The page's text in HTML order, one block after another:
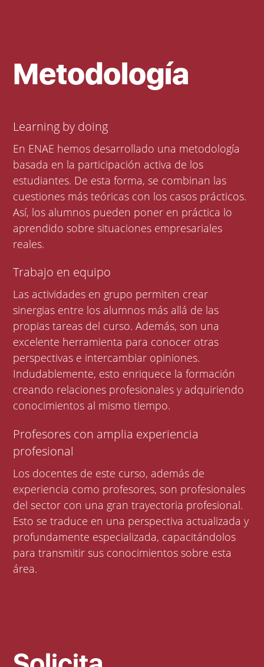
Metodología
Learning by doing
En ENAE hemos desarrollado una metodología
basada en la participación activa de los
estudiantes. De esta forma, se combinan las
cuestiones más teóricas con los casos prácticos.
Así, los alumnos pueden poner en práctica lo
aprendido sobre situaciones empresariales
reales.
Trabajo en equipo
Las actividades en grupo permiten crear
sinergias entre los alumnos más allá de las
propias tareas del curso. Además, son una
excelente herramienta para conocer otras
perspectivas e intercambiar opiniones.
Indudablemente, esto enriquece la formación
creando relaciones profesionales y adquiriendo
conocimientos al mismo tiempo.
Profesores con amplia experiencia
profesional
Los docentes de este curso, además de
experiencia como profesores, son profesionales
del sector con una gran trayectoria profesional.
Esto se traduce en una perspectiva actualizada y
profundamente especializada, capacitándolos
para transmitir sus conocimientos sobre esta
área.